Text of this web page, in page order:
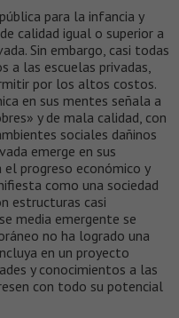
para la infancia y
calidad igual o superior a
Sin embargo, casi todas
a las escuelas privadas,
por los altos costos.
en sus mentes señala a
y de mala calidad, con
sociales dañinos
emerge en sus
progreso económico y
como una sociedad
estructuras casi
media emergente se
no ha logrado una
en un proyecto
y conocimientos a las
con todo su potencial